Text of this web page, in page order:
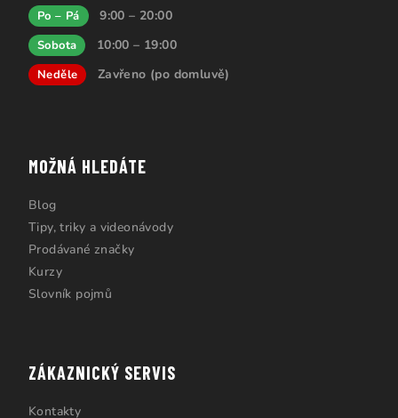
Po – Pá 9:00 – 20:00
Sobota 10:00 – 19:00
Neděle Zavřeno (po domluvě)
MOŽNÁ HLEDÁTE
Blog
Tipy, triky a videonávody
Prodávané značky
Kurzy
Slovník pojmů
ZÁKAZNICKÝ SERVIS
Kontakty